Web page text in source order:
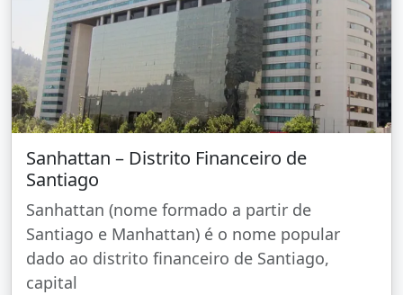
Sanhattan – Distrito Financeiro de
Santiago
Sanhattan (nome formado a partir de
Santiago e Manhattan) é o nome popular
dado ao distrito financeiro de Santiago,
capital